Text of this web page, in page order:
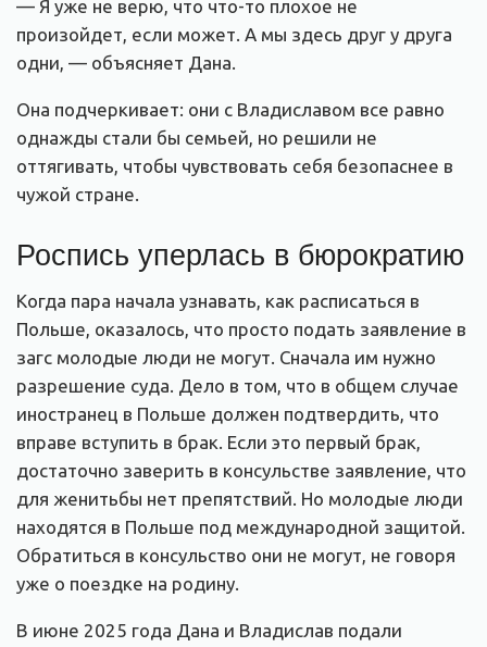
— Я уже не верю, что что-то плохое не
произойдет, если может. А мы здесь друг у друга
одни, — объясняет Дана.
Она подчеркивает: они с Владиславом все равно
однажды стали бы семьей, но решили не
оттягивать, чтобы чувствовать себя безопаснее в
чужой стране.
Роспись уперлась в бюрократию
Когда пара начала узнавать, как расписаться в
Польше, оказалось, что просто подать заявление в
загс молодые люди не могут. Сначала им нужно
разрешение суда. Дело в том, что в общем случае
иностранец в Польше должен подтвердить, что
вправе вступить в брак. Если это первый брак,
достаточно заверить в консульстве заявление, что
для женитьбы нет препятствий. Но молодые люди
находятся в Польше под международной защитой.
Обратиться в консульство они не могут, не говоря
уже о поездке на родину.
В июне 2025 года Дана и Владислав подали